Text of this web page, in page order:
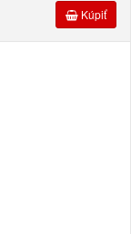
Kúpiť